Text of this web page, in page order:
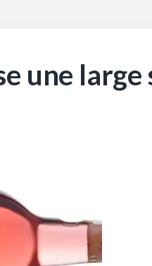
une large